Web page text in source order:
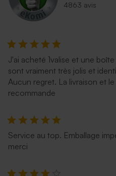
4863 avis
J'ai acheté 1valise et une
sont vraiment très jolis et
Aucun regret. La livraison et
recommande
Service au top. Emballage
merci